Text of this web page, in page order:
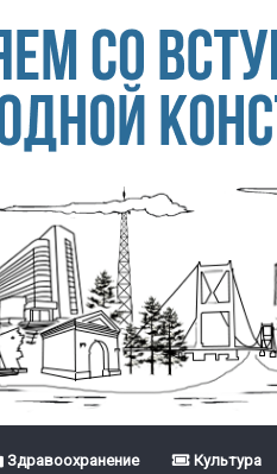
Здравоохранение Культура